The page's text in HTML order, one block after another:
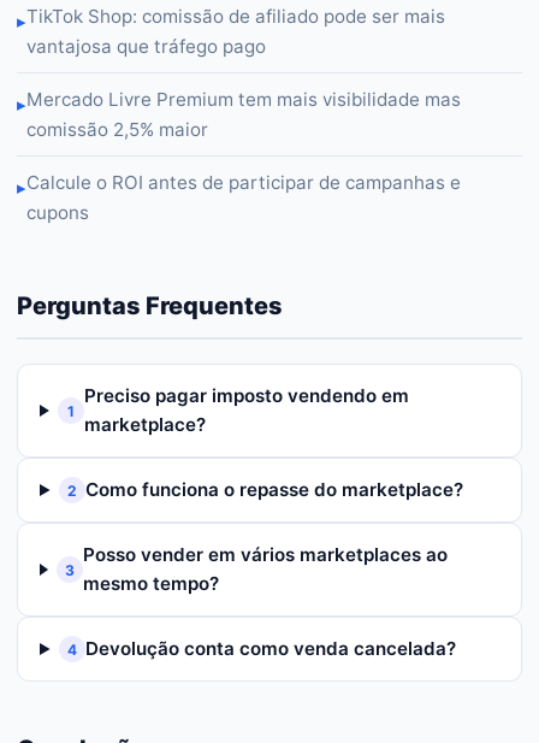
▸TikTok Shop: comissão de afiliado pode ser mais
vantajosa que tráfego pago
▸Mercado Livre Premium tem mais visibilidade mas
comissão 2,5% maior
▸Calcule o ROI antes de participar de campanhas e
cupons
Perguntas Frequentes
1
Preciso pagar imposto vendendo em
marketplace?
2 Como funciona o repasse do marketplace?
3
Posso vender em vários marketplaces ao
mesmo tempo?
4 Devolução conta como venda cancelada?